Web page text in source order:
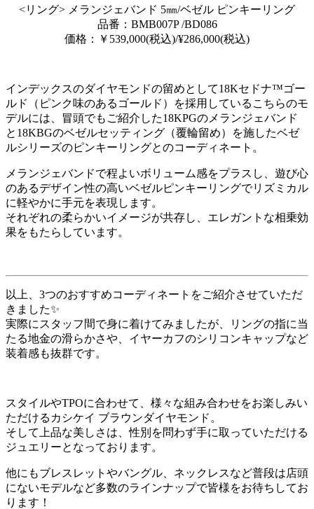
<リング> メランジェバンド 5㎜/ベゼル ピンキーリング
品番：BMB007P /BD086
価格：￥539,000(税込)/¥286,000(税込)
インデックスのダイヤモンドの留めとして18Kセドナ™ゴー
ルド（ピンク味のあるゴールド）を採用しているこちらのモ
デルには、冒頭でもご紹介した18KPGのメランジェバンド
と18KBGのベゼルセッティング（覆輪留め）を施したベゼ
ルシリーズのピンキーリングとのコーディネート。
メランジェバンドで程よいボリューム感をプラスし、遊び心
のあるデザイン性の高いベゼルピンキーリングでリズミカル
に軽やかに手元を表現します。
それぞれの柔らかいイメージが共存し、エレガントな相乗効
果をもたらしています。
以上、3つのおすすめコーディネートをご紹介させていただ
きました✨
実際にスタッフ間で身に着けてみましたが、リングの指に当
たる地金の滑らかさや、イヤーカフのシリコンキャップなど
装着感も抜群です。
スタイルやTPOに合わせて、様々な組み合わせをお楽しみい
ただけるカシケイ ブラウンダイヤモンド。
そして上品な美しさは、性別を問わず手に取っていただける
ジュエリーとなっております。
他にもブレスレットやバングル、ネックレスなど普段は店頭
にないモデルなど多数のラインナップで皆様をお待ちしてお
ります！